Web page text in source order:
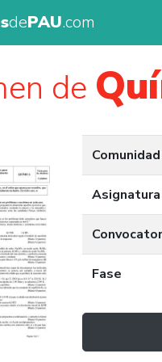
dePAU.com
de
Asignatura
Fase